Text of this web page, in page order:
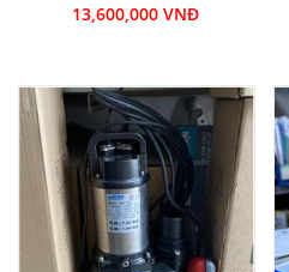
13,600,000 VNĐ